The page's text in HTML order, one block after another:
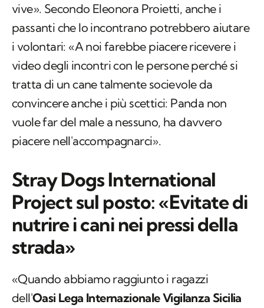
vive». Secondo Eleonora Proietti, anche i
passanti che lo incontrano potrebbero aiutare
i volontari: «A noi farebbe piacere ricevere i
video degli incontri con le persone perché si
tratta di un cane talmente socievole da
convincere anche i più scettici: Panda non
vuole far del male a nessuno, ha davvero
piacere nell'accompagnarci».
Stray Dogs International
Project sul posto: «Evitate di
nutrire i cani nei pressi della
strada»
«Quando abbiamo raggiunto i ragazzi
dell'Oasi Lega Internazionale Vigilanza Sicilia